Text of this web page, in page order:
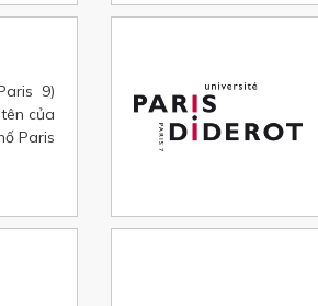
9)
của
Paris